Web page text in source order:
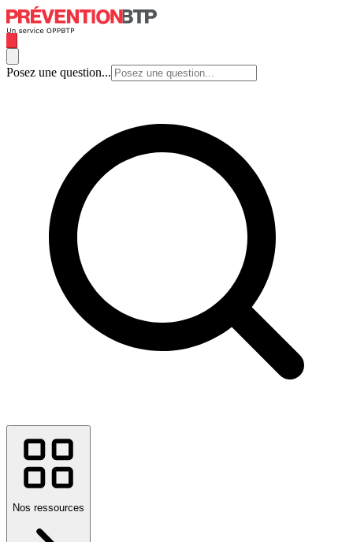
Posez une question...
Nos ressources